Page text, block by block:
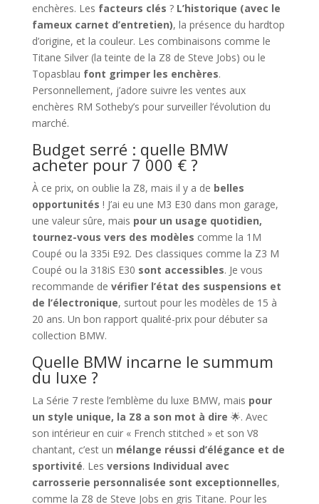
enchères. Les facteurs clés ? L’historique (avec le
fameux carnet d’entretien), la présence du hardtop
d’origine, et la couleur. Les combinaisons comme le
Titane Silver (la teinte de la Z8 de Steve Jobs) ou le
Topasblau font grimper les enchères.
Personnellement, j’adore suivre les ventes aux
enchères RM Sotheby’s pour surveiller l’évolution du
marché.
Budget serré : quelle BMW
acheter pour 7 000 € ?
À ce prix, on oublie la Z8, mais il y a de belles
opportunités ! J’ai eu une M3 E30 dans mon garage,
une valeur sûre, mais pour un usage quotidien,
tournez-vous vers des modèles comme la 1M
Coupé ou la 335i E92. Des classiques comme la Z3 M
Coupé ou la 318iS E30 sont accessibles. Je vous
recommande de vérifier l’état des suspensions et
de l’électronique, surtout pour les modèles de 15 à
20 ans. Un bon rapport qualité-prix pour débuter sa
collection BMW.
Quelle BMW incarne le summum
du luxe ?
La Série 7 reste l’emblème du luxe BMW, mais pour
un style unique, la Z8 a son mot à dire 🌟. Avec
son intérieur en cuir « French stitched » et son V8
chantant, c’est un mélange réussi d’élégance et de
sportivité. Les versions Individual avec
carrosserie personnalisée sont exceptionnelles,
comme la Z8 de Steve Jobs en gris Titane. Pour les